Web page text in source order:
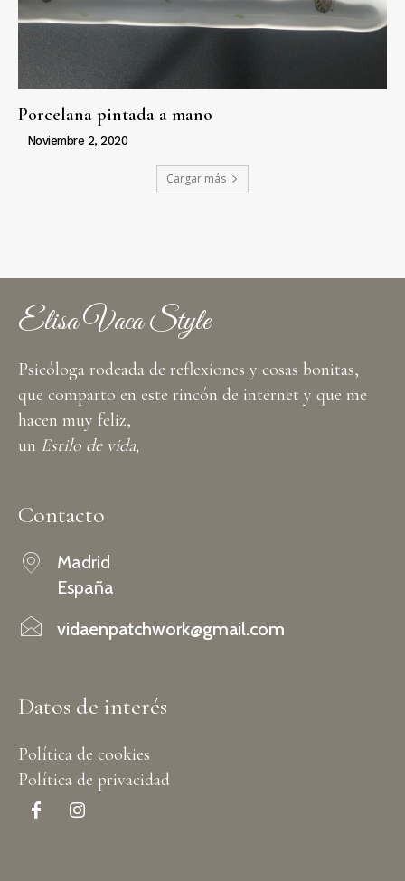
Porcelana pintada a mano
Noviembre 2, 2020
Cargar más
Elisa Vaca Style
Psicóloga rodeada de reflexiones y cosas bonitas,
que comparto en este rincón de internet y que me
hacen muy feliz,
un Estilo de vida,
Contacto
Madrid
España
vidaenpatchwork@gmail.com
Datos de interés
Política de cookies
Política de privacidad